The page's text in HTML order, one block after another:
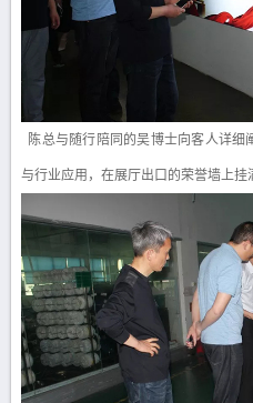
陈总与随行陪同的吴博士向客人详
与行业应用，在展厅出口的荣誉墙上挂